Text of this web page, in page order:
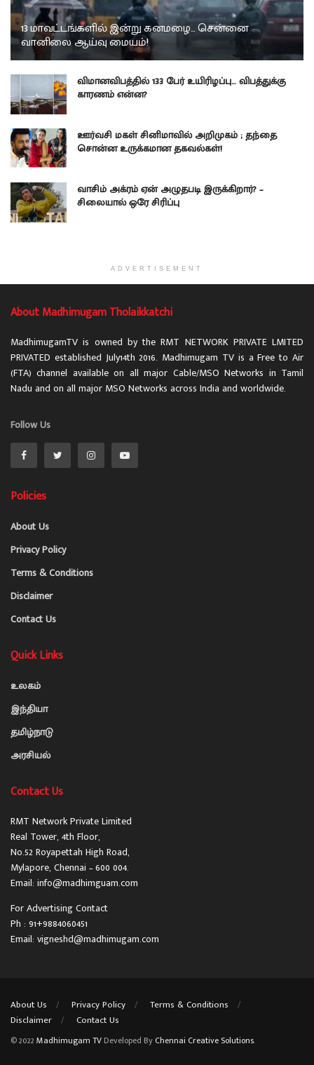
13 மாவட்டங்களில் இன்று கனமழை… சென்னை
வானிலை ஆய்வு மையம்!
விமானவிபத்தில் 133 பேர் உயிரிழப்பு… விபத்துக்கு
காரணம் என்ன?
ஊர்வசி மகள் சினிமாவில் அறிமுகம் ; தந்தை
சொன்ன உருக்கமான தகவல்கள்!
வாசிம் அக்ரம் ஏன் அழுதபடி இருக்கிறார்? –
சிலையால் ஒரே சிரிப்பு
ADVERTISEMENT
About Madhimugam Tholaikkatchi
MadhimugamTV is owned by the RMT NETWORK PRIVATE LMITED
PRIVATED established July14th 2016. Madhimugam TV is a Free to Air
(FTA) channel available on all major Cable/MSO Networks in Tamil
Nadu and on all major MSO Networks across India and worldwide.
Follow Us
Policies
About Us
Privacy Policy
Terms & Conditions
Disclaimer
Contact Us
Quick Links
உலகம்
இந்தியா
தமிழ்நாடு
அரசியல்
Contact Us
RMT Network Private Limited
Real Tower, 4th Floor,
No.52 Royapettah High Road,
Mylapore, Chennai – 600 004.
Email: info@madhimguam.com
For Advertising Contact
Ph : 91+9884060451
Email: vigneshd@madhimugam.com
About Us Privacy Policy
Terms & Conditions
Disclaimer
Contact Us
© 2022 Madhimugam TV Developed By Chennai Creative Solutions.